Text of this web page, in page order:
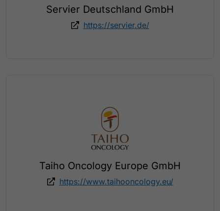
Servier Deutschland GmbH
https://servier.de/
Taiho Oncology Europe GmbH
https://www.taihooncology.eu/